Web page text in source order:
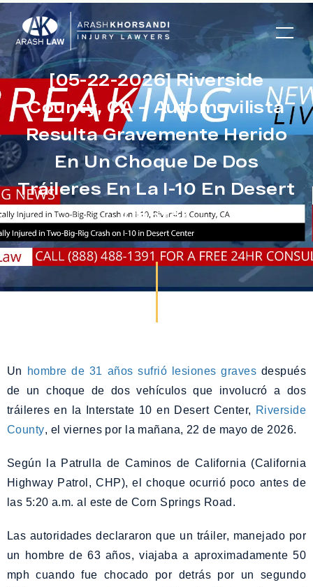
[05-22-2026] Riverside
County, CA – Automovilista
Resulta Gravemente Herido
En Un Choque De Dos
Tráileres En La I-10 En Desert
Center
Un hombre de 31 años sufrió lesiones graves después
de un choque de dos vehículos que involucró a dos
tráileres en la Interstate 10 en Desert Center, Riverside
County, el viernes por la mañana, 22 de mayo de 2026.
Según la Patrulla de Caminos de California (California
Highway Patrol, CHP), el choque ocurrió poco antes de
las 5:20 a.m. al este de Corn Springs Road.
Las autoridades declararon que un tráiler, manejado por
un hombre de 63 años, viajaba a aproximadamente 50
mph cuando fue chocado por detrás por un segundo